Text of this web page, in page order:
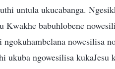
untula ukucabanga.
babuhlobene
nowesilisa
ukuba ngowesilisa kukaJesu